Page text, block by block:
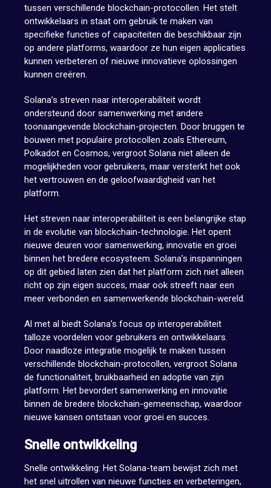
tussen verschillende blockchain-protocollen. Het stelt
ontwikkelaars in staat om gebruik te maken van
specifieke functies of capaciteiten die beschikbaar zijn
op andere platforms, waardoor ze hun eigen applicaties
kunnen verbeteren of nieuwe innovatieve oplossingen
kunnen creëren.
Solana’s streven naar interoperabiliteit wordt
ondersteund door samenwerking met andere
toonaangevende blockchain-projecten. Door bruggen te
bouwen met populaire protocollen zoals Ethereum,
Polkadot en Cosmos, vergroot Solana niet alleen de
mogelijkheden voor gebruikers, maar versterkt het ook
het vertrouwen en de geloofwaardigheid van het
platform.
Het streven naar interoperabiliteit is een belangrijke stap
in de evolutie van blockchain-technologie. Het opent
nieuwe deuren voor samenwerking, innovatie en groei
binnen het bredere ecosysteem. Solana’s inspanningen
op dit gebied laten zien dat het platform zich niet alleen
richt op zijn eigen succes, maar ook streeft naar een
meer verbonden en samenwerkende blockchain-wereld.
Al met al biedt Solana’s focus op interoperabiliteit
talloze voordelen voor gebruikers en ontwikkelaars.
Door naadloze integratie mogelijk te maken tussen
verschillende blockchain-protocollen, vergroot Solana
de functionaliteit, bruikbaarheid en adoptie van zijn
platform. Het bevordert samenwerking en innovatie
binnen de bredere blockchain-gemeenschap, waardoor
nieuwe kansen ontstaan voor groei en succes.
Snelle ontwikkeling
Snelle ontwikkeling: Het Solana-team bewijst zich met
het snel uitrollen van nieuwe functies en verbeteringen,